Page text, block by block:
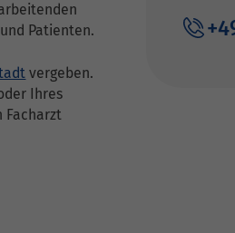
Patienten.
vergeben.
Ihres
Facharzt